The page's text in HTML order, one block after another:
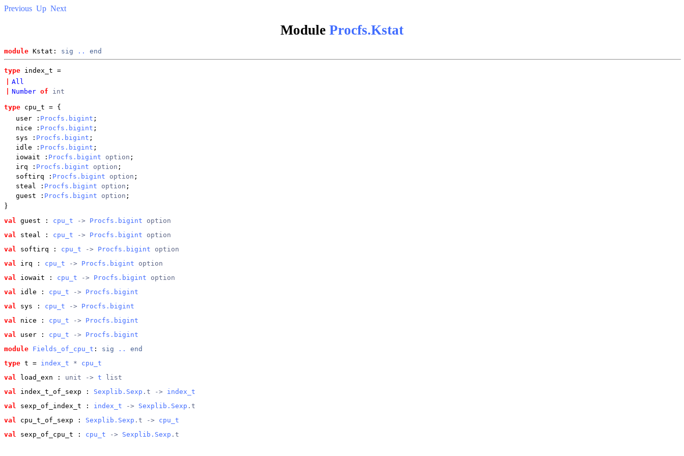
Previous Up Next
Module Procfs.Kstat
module Kstat: sig .. end
type index_t =
All
Number of int
type cpu_t = {
user : Procfs.bigint ;
nice : Procfs.bigint ;
sys : Procfs.bigint ;
idle : Procfs.bigint ;
iowait : Procfs.bigint option ;
irq : Procfs.bigint option ;
softirq : Procfs.bigint option ;
steal
: Procfs.bigint option ;
guest : Procfs.bigint option ;
}
val guest : cpu_t -> Procfs.bigint option
val
steal : cpu_t -> Procfs.bigint option
val
softirq : cpu_t -> Procfs.bigint option
val
irq : cpu_t -> Procfs.bigint option
val
iowait : cpu_t -> Procfs.bigint option
val
idle : cpu_t -> Procfs.bigint
val
sys : cpu_t -> Procfs.bigint
val
nice : cpu_t -> Procfs.bigint
val
user : cpu_t -> Procfs.bigint
module Fields_of_cpu_t : sig ..
end
type t = index_t * cpu_t
val
load_exn : unit -> t list
val
index_t_of_sexp : Sexplib.Sexp .t -> index_t
val
sexp_of_index_t : index_t -> Sexplib.Sexp .t
val
cpu_t_of_sexp : Sexplib.Sexp .t -> cpu_t
val
sexp_of_cpu_t : cpu_t -> Sexplib.Sexp .t